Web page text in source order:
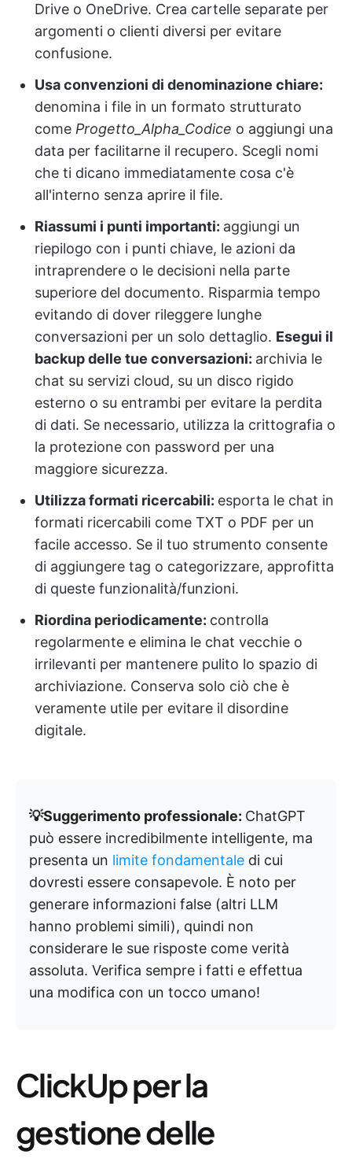
Drive o OneDrive. Crea cartelle separate per
argomenti o clienti diversi per evitare
confusione.
Usa convenzioni di denominazione chiare:
denomina i file in un formato strutturato
come Progetto_Alpha_Codice o aggiungi una
data per facilitarne il recupero. Scegli nomi
che ti dicano immediatamente cosa c'è
all'interno senza aprire il file.
Riassumi i punti importanti: aggiungi un
riepilogo con i punti chiave, le azioni da
intraprendere o le decisioni nella parte
superiore del documento. Risparmia tempo
evitando di dover rileggere lunghe
conversazioni per un solo dettaglio. Esegui il
backup delle tue conversazioni: archivia le
chat su servizi cloud, su un disco rigido
esterno o su entrambi per evitare la perdita
di dati. Se necessario, utilizza la crittografia o
la protezione con password per una
maggiore sicurezza.
Utilizza formati ricercabili: esporta le chat in
formati ricercabili come TXT o PDF per un
facile accesso. Se il tuo strumento consente
di aggiungere tag o categorizzare, approfitta
di queste funzionalità/funzioni.
Riordina periodicamente: controlla
regolarmente e elimina le chat vecchie o
irrilevanti per mantenere pulito lo spazio di
archiviazione. Conserva solo ciò che è
veramente utile per evitare il disordine
digitale.
💡Suggerimento professionale: ChatGPT
può essere incredibilmente intelligente, ma
presenta un limite fondamentale di cui
dovresti essere consapevole. È noto per
generare informazioni false (altri LLM
hanno problemi simili), quindi non
considerare le sue risposte come verità
assoluta. Verifica sempre i fatti e effettua
una modifica con un tocco umano!
ClickUp per la
gestione delle